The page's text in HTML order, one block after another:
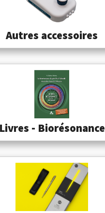
Autres accessoires
Livres - Biorésonance